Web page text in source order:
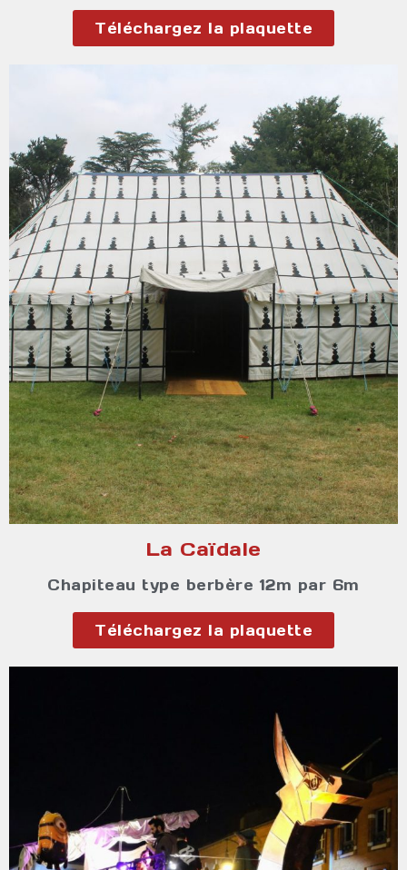
Téléchargez la plaquette
La Caïdale
Chapiteau type berbère 12m par 6m
Téléchargez la plaquette